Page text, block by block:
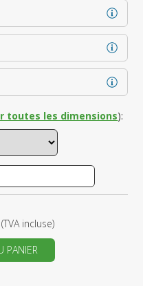
toutes les dimensions):
(TVA incluse)
PANIER